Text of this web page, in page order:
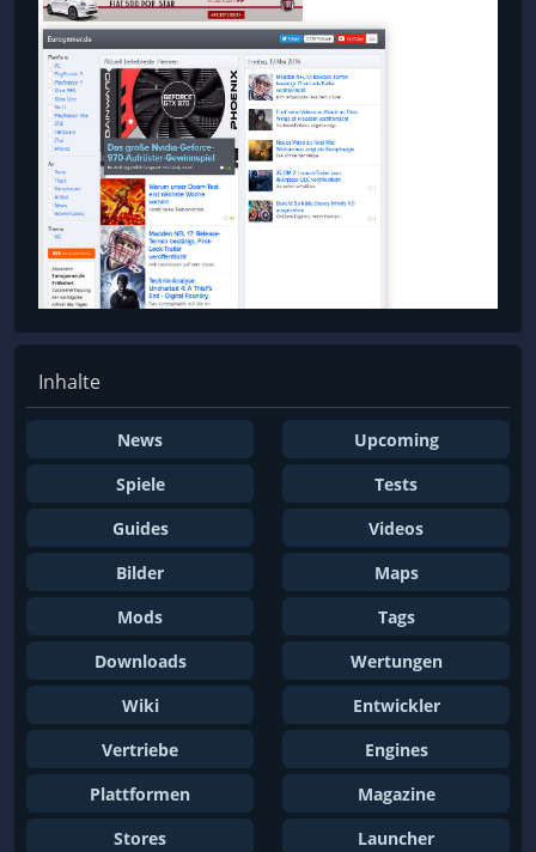
Inhalte
News
Upcoming
Spiele
Tests
Guides
Videos
Bilder
Maps
Mods
Tags
Downloads
Wertungen
Wiki
Entwickler
Vertriebe
Engines
Plattformen
Magazine
Stores
Launcher